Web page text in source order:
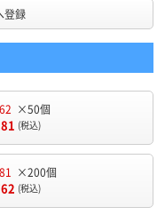
登録
×50個
(税込)
×200個
(税込)